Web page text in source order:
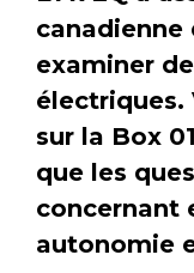
examiner
électriques.
sur la Box
que les
concernant
autonomie